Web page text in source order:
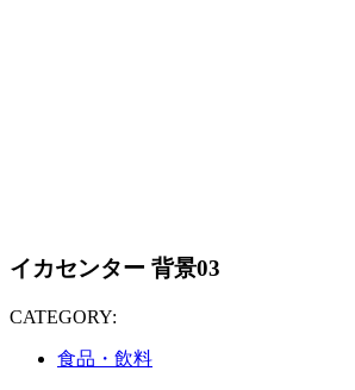
イカセンター 背景03
CATEGORY:
食品・飲料